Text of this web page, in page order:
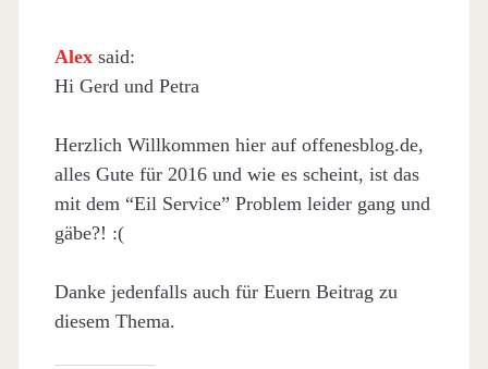
Alex said:
Hi Gerd und Petra
Herzlich Willkommen hier auf offenesblog.de,
alles Gute für 2016 und wie es scheint, ist das
mit dem “Eil Service” Problem leider gang und
gäbe?! :(
Danke jedenfalls auch für Euern Beitrag zu
diesem Thema.